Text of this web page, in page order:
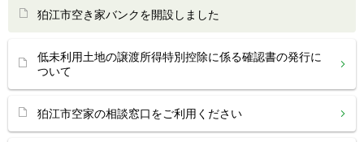
狛江市空き家バンクを開設しました
低未利用土地の譲渡所得特別控除に係る確認書の発行に
ついて
狛江市空家の相談窓口をご利用ください